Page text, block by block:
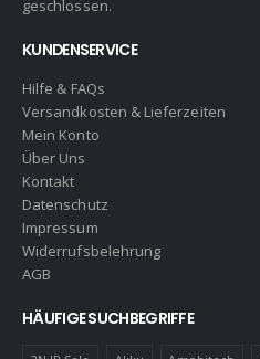
geschlossen.
KUNDENSERVICE
Hilfe & FAQs
Versandkosten & Lieferzeiten
Mein Konto
Über Uns
Kontakt
Datenschutz
Impressum
Widerrufsbelehrung
AGB
HÄUFIGE SUCHBEGRIFFE